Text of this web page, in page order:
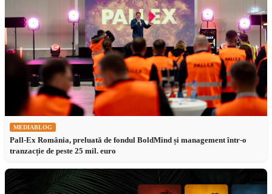
MEDIABLOG
Pall-Ex România, preluată de fondul BoldMind și management într-o
tranzacție de peste 25 mil. euro